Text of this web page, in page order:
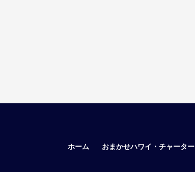
ホーム おまかせハワイ・チャーター